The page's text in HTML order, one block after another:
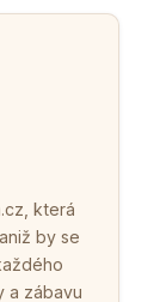
která
by se
a zábavu